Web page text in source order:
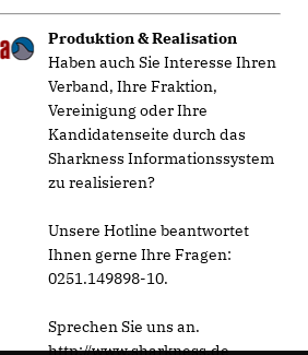
Produktion & Realisation
Haben auch Sie Interesse Ihren
Verband, Ihre Fraktion,
Vereinigung oder Ihre
Kandidatenseite durch das
Sharkness Informationssystem
zu realisieren?
Unsere Hotline beantwortet
Ihnen gerne Ihre Fragen:
0251.149898-10.
Sprechen Sie uns an.
http://www.sharkness.de